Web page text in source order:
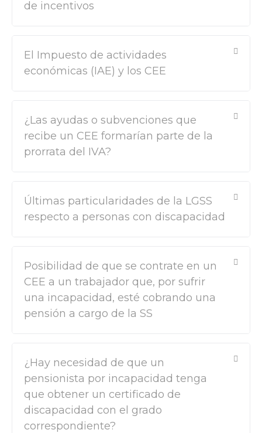
de incentivos
El Impuesto de actividades
económicas (IAE) y los CEE
¿Las ayudas o subvenciones que
recibe un CEE formarían parte de la
prorrata del IVA?
Últimas particularidades de la LGSS
respecto a personas con discapacidad
Posibilidad de que se contrate en un
CEE a un trabajador que, por sufrir
una incapacidad, esté cobrando una
pensión a cargo de la SS
¿Hay necesidad de que un
pensionista por incapacidad tenga
que obtener un certificado de
discapacidad con el grado
correspondiente?